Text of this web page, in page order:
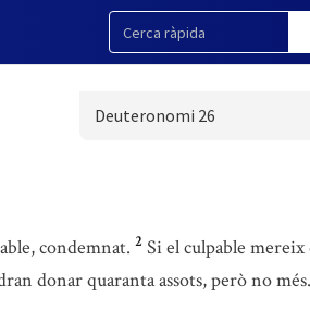
Deuteronomi 26
condemnat. 2 Si el culpable mereix
donar quaranta assots, però no